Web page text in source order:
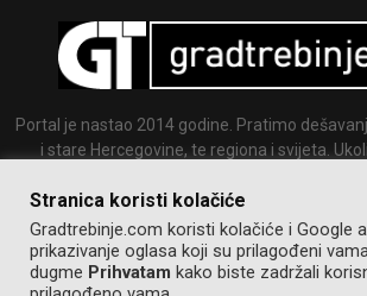
Portal je nastao 2014 godine. Pratimo
i stare Hercegovine, te regiona i svijeta.
Stranica koristi kolačiće
Gradtrebinje.com koristi kolačiće i Google
prikazivanje oglasa koji su prilagođeni
dugme Prihvatam kako biste zadržali